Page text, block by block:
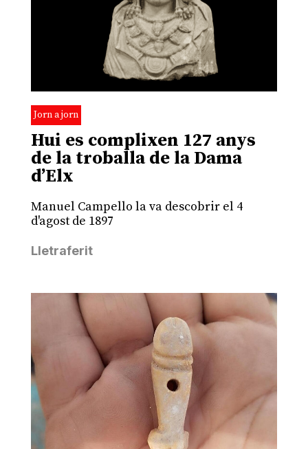
Jorn a jorn
Hui es complixen 127 anys
de la troballa de la Dama
d’Elx
Manuel Campello la va descobrir el 4
d'agost de 1897
Lletraferit